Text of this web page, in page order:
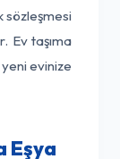
sözleşmesi
Ev taşıma
evinize
Eşya